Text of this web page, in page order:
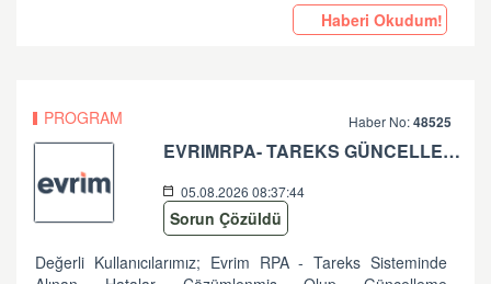
Haberi Okudum!
PROGRAM Haber No:48525
EVRIMRPA- TAREKS GÜNCELLEMESI HAKKINDA (V: 11.50.2.6 BU VERSIYONDA EVRIMRPA- TAREKS MODULÜNDE GÜNCELLEME YAPILMIŞTIR. )
05.08.2026 08:37:44
Sorun Çözüldü
Değerli Kullanıcılarımız; Evrim RPA - Tareks Sisteminde